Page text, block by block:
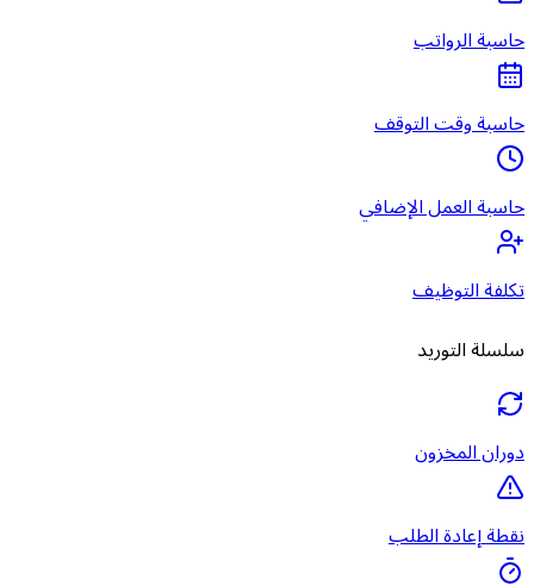
حاسبة الرواتب
حاسبة وقت التوقف
حاسبة العمل الإضافي
تكلفة التوظيف
سلسلة التوريد
دوران المخزون
نقطة إعادة الطلب